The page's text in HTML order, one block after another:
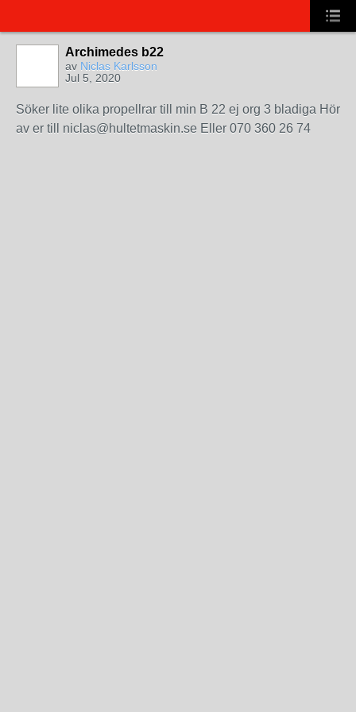
Archimedes b22
av Niclas Karlsson
Jul 5, 2020
Söker lite olika propellrar till min B 22 ej org 3 bladiga Hör
av er till niclas@hultetmaskin.se Eller 070 360 26 74